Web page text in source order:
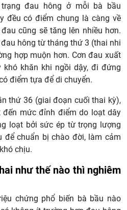
đau hông ở mỗi bà bầu
đều có điểm chung là càng về
cũng sẽ tăng lên nhiều hơn.
hông từ tháng thứ 3 (thai nhi
hợp muộn hơn. Cơn đau xuất
khó khăn khi ngồi dậy, đi đứng
điểm tựa để di chuyển.
thứ 36 (giai đoạn cuối thai kỳ),
mức đỉnh điểm do loạt dây
loạt bởi sức ép từ trọng lượng
để chuẩn bị chào đời, làm cảm
chịu.
như thế nào thì nghiêm
chứng phổ biến bà bầu nào